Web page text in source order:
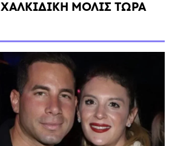
ΧΑΛΚΙΔΙΚΗ ΜΟΛΙΣ ΤΩΡΑ